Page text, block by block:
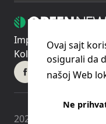
Impressum Uslovi
Kolačići
Pravila o
2023 © - Green News
Ovaj sajt
osigurali da
našoj Web
Ne